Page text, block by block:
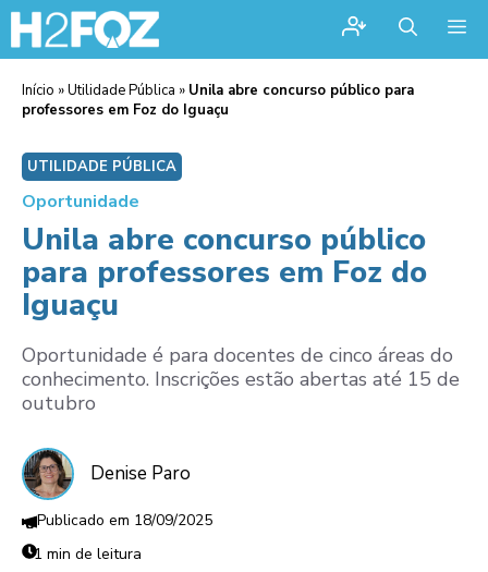
Início »Utilidade Pública » Unila abre concurso público para
professores em Foz do Iguaçu
UTILIDADE PÚBLICA
Oportunidade
Unila abre concurso público
para professores em Foz do
Iguaçu
Oportunidade é para docentes de cinco áreas do
conhecimento. Inscrições estão abertas até 15 de
outubro
Denise Paro
18/09/2025
1 min de leitura